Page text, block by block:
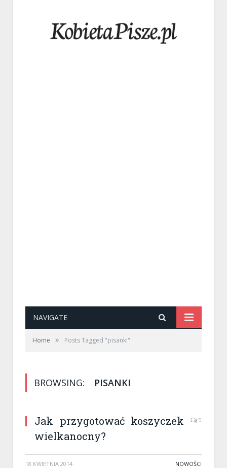
NAVIGATE
Home » Posts Tagged "pisanki"
BROWSING: PISANKI
Jak przygotować koszyczek
wielkanocny?
0
18 KWIETNIA 2014 NOWOŚCI